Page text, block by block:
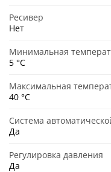
Ресивер
Нет
Минимальная
5 °C
Максимальная
40 °C
Система
Да
Регулировка давления
Да